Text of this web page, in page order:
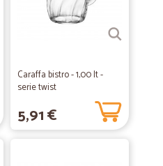
Caraffa bistro - 1,00 lt -
serie twist
5,91 €